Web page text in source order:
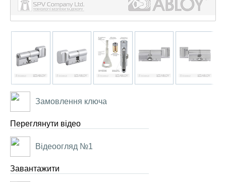
Замовлення ключа
Переглянути відео
Відеоогляд №1
Завантажити